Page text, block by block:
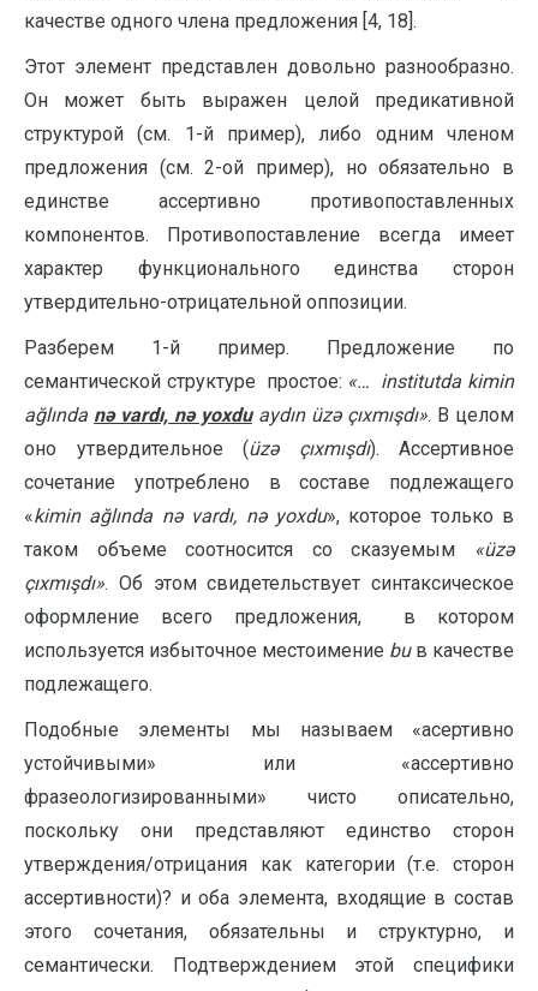
качестве одного члена предложения [4, 18].
Этот элемент представлен довольно разнообразно.
Он может быть выражен целой предикативной
структурой (см. 1-й пример), либо одним членом
пред­ло­жения (см. 2-ой пример), но обязательно в
единстве ассертивно противопос­тавленных
компонентов. Противопоставление всегда имеет
характер функционального единства сторон
утвердительно-отрицательной оппозиции.
Разберем 1-й пример. Предложение по
семантической структуре простое: «… institutda kimin
ağlında nə vardı, nə yoxduaydın üzə çıxmışdı». В целом
оно утвердительное (üzə çıxmışdı). Ассертивное
сочетание употреблено в составе подлежащего
«kimin ağlında nə vardı, nə yoxdu», которое только в
таком объеме соотносится со сказуемым
«üzə
çıxmışdı». Об этом свидетельствует синтак­сическое
оформление всего предложения, в котором
используется избыточное местоимение buв качестве
подлежащего.
Подобные элементы мы называем «асертивно
устойчивыми» или «ассер­тив­но
фразеологизированными» чисто описательно,
поскольку они представ­ля­ют единство сторон
утверждения/отрицания как категории (т.е. сторон
ассер­тив­ности)? и оба элемента, входящие в состав
этого сочетания, обязательны и структурно, и
семантически. Подтверждением этой специфики